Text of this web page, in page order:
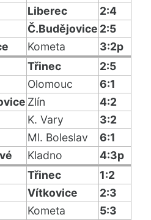
Liberec
2:4
Č.Budějovice 2:5
Kometa
3:2p
Třinec
2:5
Olomouc
6:1
Zlín
4:2
K. Vary
3:2
Ml. Boleslav
6:1
Kladno
4:3p
Třinec
1:2
Vítkovice
2:3
Kometa
5:3